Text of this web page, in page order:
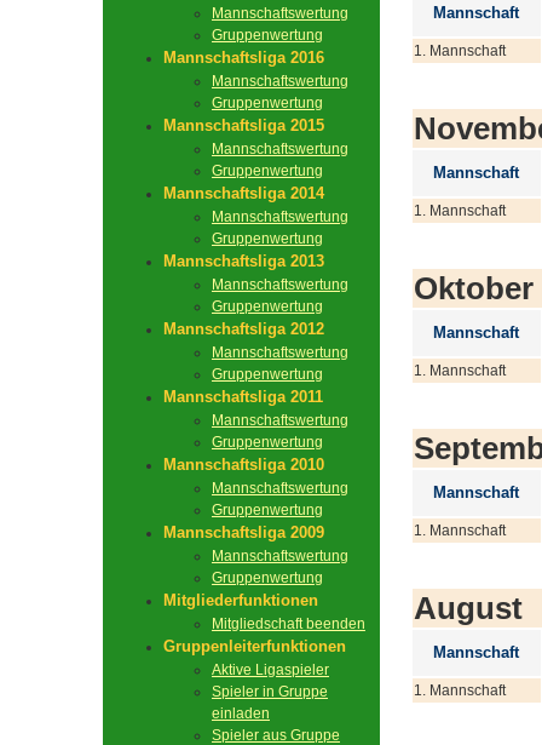
Mannschaftswertung
Gruppenwertung
Mannschaftsliga 2016
Mannschaftswertung
Gruppenwertung
Mannschaftsliga 2015
Mannschaftswertung
Gruppenwertung
Mannschaftsliga 2014
Mannschaftswertung
Gruppenwertung
Mannschaftsliga 2013
Mannschaftswertung
Gruppenwertung
Mannschaftsliga 2012
Mannschaftswertung
Gruppenwertung
Mannschaftsliga 2011
Mannschaftswertung
Gruppenwertung
Mannschaftsliga 2010
Mannschaftswertung
Gruppenwertung
Mannschaftsliga 2009
Mannschaftswertung
Gruppenwertung
Mitgliederfunktionen
Mitgliedschaft beenden
Gruppenleiterfunktionen
Aktive Ligaspieler
Spieler in Gruppe
einladen
Spieler aus Gruppe
Mannschaft
1. Mannschaft
Mannschaft
1. Mannschaft
Oktober
Mannschaft
1. Mannschaft
Mannschaft
1. Mannschaft
August
Mannschaft
1. Mannschaft